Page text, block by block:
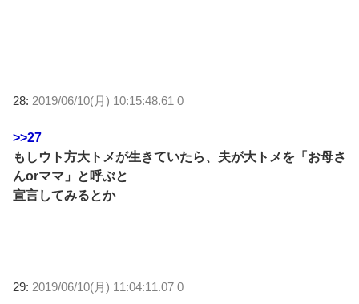
28: 2019/06/10(月) 10:15:48.61 0
>>27
もしウト方大トメが生きていたら、夫が大トメを「お母さ
んorママ」と呼ぶと
宣言してみるとか
29: 2019/06/10(月) 11:04:11.07 0